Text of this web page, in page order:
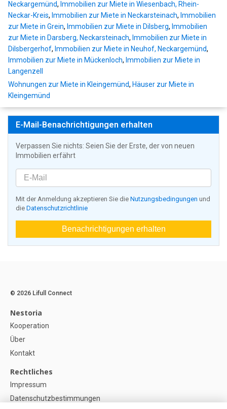
Neckargemünd, Immobilien zur Miete in Wiesenbach, Rhein-
Neckar-Kreis, Immobilien zur Miete in Neckarsteinach, Immobilien
zur Miete in Grein, Immobilien zur Miete in Dilsberg, Immobilien
zur Miete in Darsberg, Neckarsteinach, Immobilien zur Miete in
Dilsbergerhof, Immobilien zur Miete in Neuhof, Neckargemünd,
Immobilien zur Miete in Mückenloch, Immobilien zur Miete in
Langenzell
Wohnungen zur Miete in Kleingemünd, Häuser zur Miete in
Kleingemünd
E-Mail-Benachrichtigungen erhalten
Verpassen Sie nichts: Seien Sie der Erste, der von neuen
Immobilien erfährt
Mit der Anmeldung akzeptieren Sie die Nutzungsbedingungen und
die Datenschutzrichtlinie
Benachrichtigungen erhalten
© 2026 Lifull Connect
Nestoria
Kooperation
Über
Kontakt
Rechtliches
Impressum
Datenschutzbestimmungen